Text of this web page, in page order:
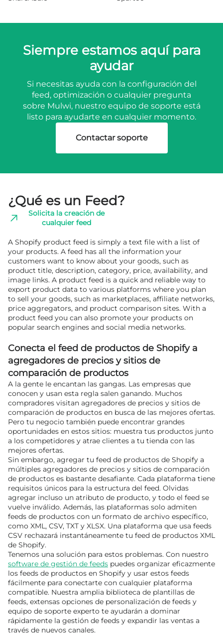
Siempre estamos aquí para
ayudar
Si necesitas ayuda con la configuración del
feed, optimización o cualquier pregunta
sobre Mulwi, nuestro equipo de soporte está
listo para ayudarte en cualquier momento.
Contactar soporte
¿Qué es un Feed?
Solicita la creación de
cualquier feed
A Shopify product feed is simply a text file with a list of
your products. A feed has all the information your
customers want to know about your goods, such as
product title, description, category, price, availability, and
image links. A product feed is a quick and reliable way to
export product data to various platforms where you plan
to sell your goods, such as marketplaces, affiliate networks,
price aggregators, and product comparison sites. With a
product feed you can also promote your products on
popular search engines and social media networks.
Conecta el feed de productos de Shopify a
agregadores de precios y sitios de
comparación de productos
A la gente le encantan las gangas. Las empresas que
conocen y usan esta regla salen ganando. Muchos
compradores visitan agregadores de precios y sitios de
comparación de productos en busca de las mejores ofertas.
Pero tu negocio también puede encontrar grandes
oportunidades en estos sitios: muestra tus productos junto
a los competidores y atrae clientes a tu tienda con las
mejores ofertas.
Sin embargo, agregar tu feed de productos de Shopify a
múltiples agregadores de precios y sitios de comparación
de productos es bastante desafiante. Cada plataforma tiene
requisitos únicos para la estructura del feed. Olvidas
agregar incluso un atributo de producto, y todo el feed se
vuelve inválido. Además, las plataformas solo admiten
feeds de productos con un formato de archivo específico,
como XML, CSV, TXT y XLSX. Una plataforma que usa feeds
CSV rechazará instantáneamente tu feed de productos XML
de Shopify.
Tenemos una solución para estos problemas. Con nuestro
software de gestión de feeds puedes organizar eficazmente
los feeds de productos en Shopify y usar estos feeds
fácilmente para conectarte con cualquier plataforma
compatible. Nuestra amplia biblioteca de plantillas de
feeds, extensas opciones de personalización de feeds y
equipo de soporte experto te ayudarán a dominar
rápidamente la gestión de feeds y expandir las ventas a
través de nuevos canales.